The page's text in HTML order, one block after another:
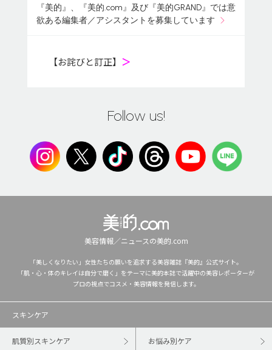
『美的』、『美的.com』及び『美的GRAND』では意
欲ある編集者／アシスタントを募集しています
【お詫びと訂正】 ＞
Follow us!
美容情報／ニュースの美的.com
「美しくなりたい」女性たちの願いを追求する美容雑誌『美的』公式サイト。
「肌・心・体のキレイは自分で磨く」をテーマに美的本誌で活躍中の美容レポーターが
プロの視点でコスメ・美容情報を発信します。
スキンケア
肌質別スキンケア お悩み別ケア